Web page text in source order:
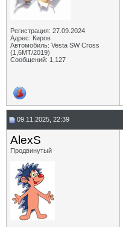
Регистрация: 27.09.2024
Адрес: Киров
Автомобиль: Vesta SW Cross
(1,6МТ/2019)
Сообщений: 1,127
09.11.2025, 22:39
AlexS
Продвинутый